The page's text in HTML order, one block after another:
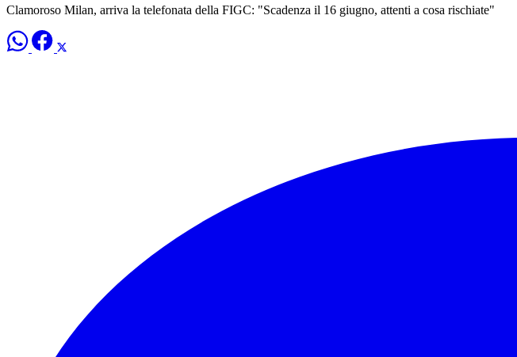
Clamoroso Milan, arriva la telefonata della FIGC: "Scadenza il 16 giugno, attenti a cosa rischiate"